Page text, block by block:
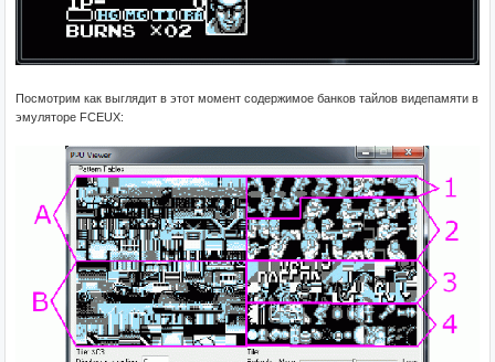
Посмотрим как выглядит в этот момент содержимое банков тайлов видепамяти в
эмуляторе FCEUX: